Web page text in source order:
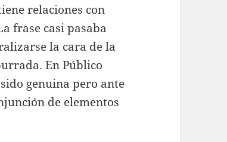
relaciones con
frase casi pasaba
la cara de la
En Público
genuina pero ante
de elementos